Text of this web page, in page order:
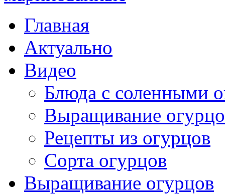
Главная
Актуально
Видео
Блюда с соленными
Выращивание
Рецепты из огурцов
Сорта огурцов
Выращивание огурцов